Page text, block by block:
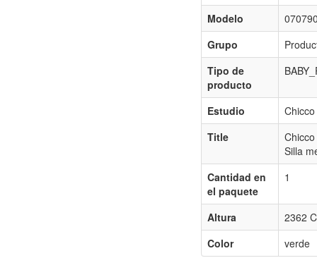
Modelo
Grupo
Tipo de
producto
Estudio
Chicco
Title
Silla
Cantidad en
el paquete
1
Altura
2362
Color
verde